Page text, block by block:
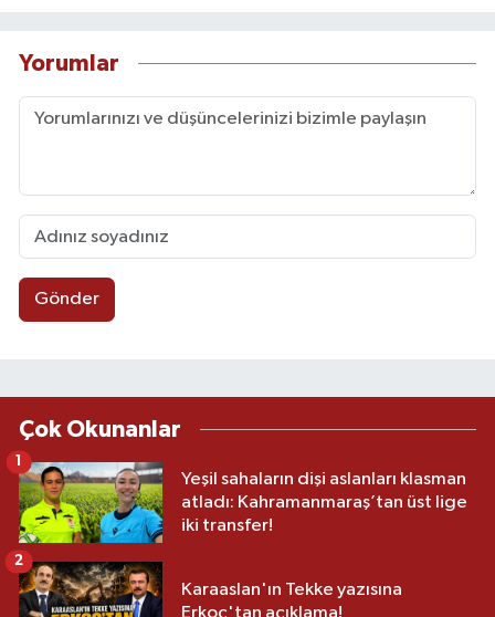
Yorumlar
Gönder
Çok Okunanlar
Yeşil sahaların dişi aslanları klasman
atladı: Kahramanmaraş’tan üst lige
iki transfer!
1
Karaaslan'ın Tekke yazısına
2